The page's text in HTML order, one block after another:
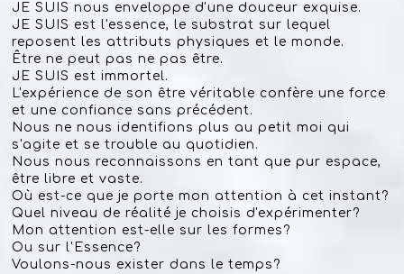
JE SUIS nous enveloppe d'une douceur exquise.
JE SUIS est l'essence, le substrat sur lequel
reposent les attributs physiques et le monde.
Être ne peut pas ne pas être.
JE SUIS est immortel.
L'expérience de son être véritable confère une force
et une confiance sans précédent.
Nous ne nous identifions plus au petit moi qui
s'agite et se trouble au quotidien.
Nous nous reconnaissons en tant que pur espace,
être libre et vaste.
Où est-ce que je porte mon attention à cet instant?
Quel niveau de réalité je choisis d'expérimenter?
Mon attention est-elle sur les formes?
Ou sur l'Essence?
Voulons-nous exister dans le temps?